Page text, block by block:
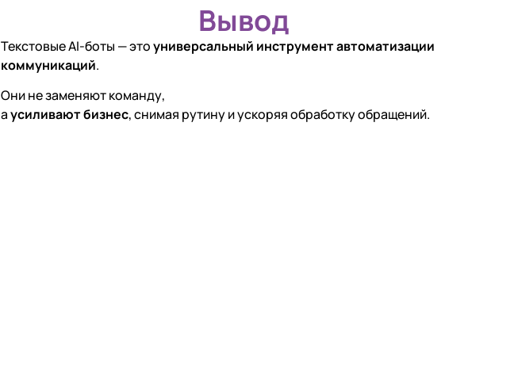
Вывод
Текстовые AI-боты — этоуниверсальный инструмент автоматизации
коммуникаций.
Они не заменяют команду,
аусиливают бизнес, снимая рутину и ускоряя обработку обращений.